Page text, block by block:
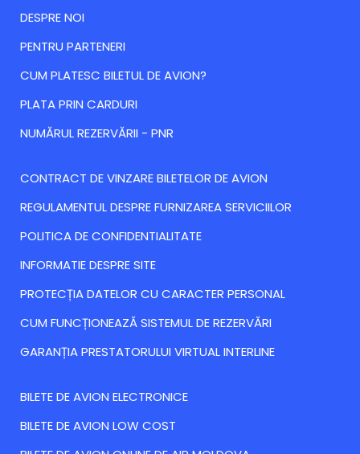
DESPRE NOI
PENTRU PARTENERI
CUM PLATESC BILETUL DE AVION?
PLATA PRIN CARDURI
NUMĂRUL REZERVĂRII - PNR
CONTRACT DE VINZARE BILETELOR DE AVION
REGULAMENTUL DESPRE FURNIZAREA SERVICIILOR
POLITICA DE CONFIDENTIALITATE
INFORMATIE DESPRE SITE
PROTECȚIA DATELOR CU CARACTER PERSONAL
CUM FUNCȚIONEAZĂ SISTEMUL DE REZERVĂRI
GARANȚIA PRESTATORULUI VIRTUAL INTERLINE
BILETE DE AVION ELECTRONICE
BILETE DE AVION LOW COST